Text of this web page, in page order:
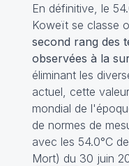
En définitive, le
Koweït se classe
second rang des
observées à la
éliminant les
actuel, cette
mondial de
de normes de
avec les 54.0°C
Mort) du 30 juin